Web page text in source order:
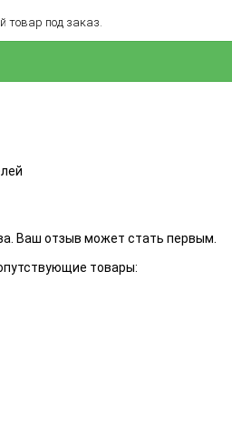
под заказ.
Ваш отзыв может стать первым.
товары: